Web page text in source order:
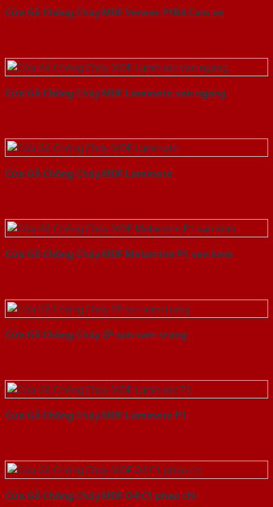
Cửa Gỗ Chống Cháy MDF Veneer P1R4 Cam xe
Cửa Gỗ Chống Cháy MDF Laminate van ngang
Cửa Gỗ Chống Cháy MDF Laminate
Cửa Gỗ Chống Cháy MDF Melamine P1 van kem
Cửa Gỗ Chống Cháy 2P son xam trang
Cửa Gỗ Chống Cháy MDF Laminate P1
Cửa Gỗ Chống Cháy MDF O4 C1 phao chi